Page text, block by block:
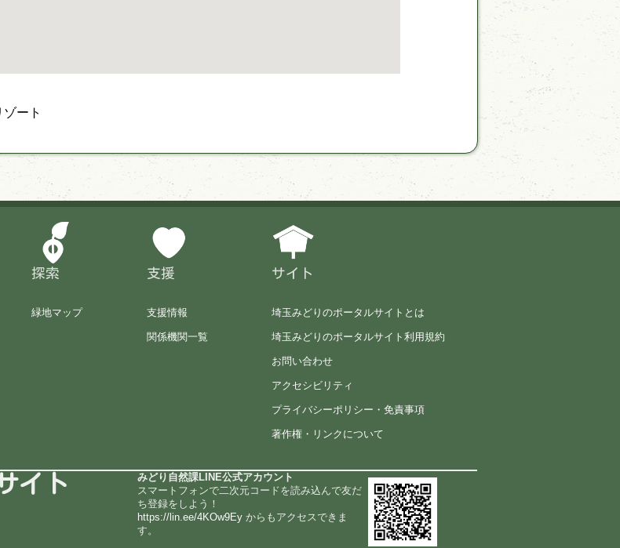
ート
探索
緑地マップ
支援
支援情報
関係機関一覧
サイト
埼玉みどりのポータルサイトとは
埼玉みどりのポータルサイト利用規約
お問い合わせ
アクセシビリティ
プライバシーポリシー・免責事項
著作権・リンクについて
イト
みどり自然課LINE公式アカウント
スマートフォンで二次元コードを読み込んで友だ
ち登録をしよう！
https://lin.ee/4KOw9Eyからもアクセスできま
す。